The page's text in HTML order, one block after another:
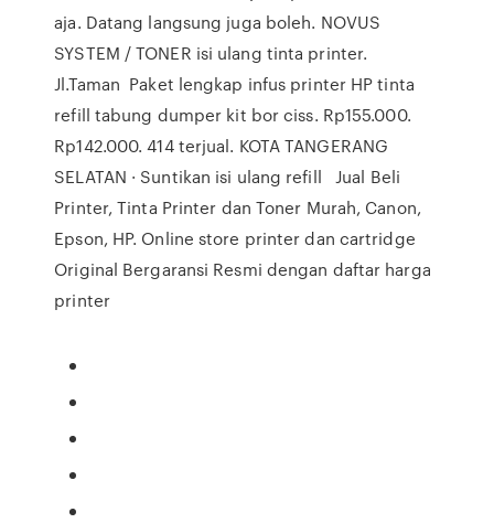
aja. Datang langsung juga boleh. NOVUS
SYSTEM / TONER isi ulang tinta printer.
Jl.Taman Paket lengkap infus printer HP tinta
refill tabung dumper kit bor ciss. Rp155.000.
Rp142.000. 414 terjual. KOTA TANGERANG
SELATAN · Suntikan isi ulang refill Jual Beli
Printer, Tinta Printer dan Toner Murah, Canon,
Epson, HP. Online store printer dan cartridge
Original Bergaransi Resmi dengan daftar harga
printer